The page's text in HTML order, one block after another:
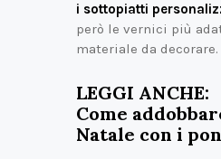
i sottopiatti
però le vernici più
materiale da decorare.
LEGGI ANCHE:
Come
Natale con i